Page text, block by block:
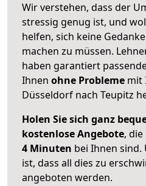
Wir verstehen, dass der
stressig genug ist, und
helfen, sich keine
machen zu müssen.
haben garantiert
Ihnen ohne Probleme mit
Düsseldorf nach Teupitz
Holen Sie sich ganz
kostenlose Angebote,
4 Minuten bei Ihnen sind.
ist, dass all dies zu
angeboten werden.